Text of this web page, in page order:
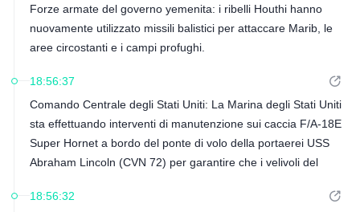
Forze armate del governo yemenita: i ribelli Houthi hanno
nuovamente utilizzato missili balistici per attaccare Marib, le
aree circostanti e i campi profughi.
18:56:37
Comando Centrale degli Stati Uniti: La Marina degli Stati Uniti
sta effettuando interventi di manutenzione sui caccia F/A-18E
Super Hornet a bordo del ponte di volo della portaerei USS
Abraham Lincoln (CVN 72) per garantire che i velivoli del
combattimento e in grado di eseguire le operazioni di blocco
18:56:32